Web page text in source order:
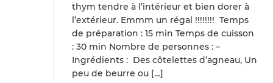
thym tendre à l’intérieur et bien dorer à
l’extérieur. Emmm un régal !!!!!!!! Temps
de préparation : 15 min Temps de cuisson
: 30 min Nombre de personnes : –
Ingrédients : Des côtelettes d’agneau, Un
peu de beurre ou […]